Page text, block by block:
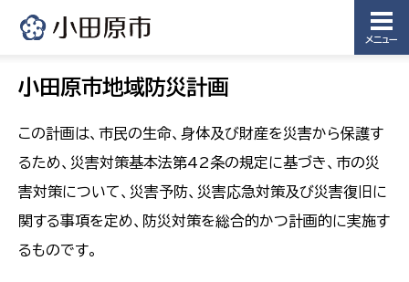
メニュー
小田原市地域防災計画
この計画は、市民の生命、身体及び財産を災害から保護す
るため、災害対策基本法第42条の規定に基づき、市の災
害対策について、災害予防、災害応急対策及び災害復旧に
関する事項を定め、防災対策を総合的かつ計画的に実施す
るものです。